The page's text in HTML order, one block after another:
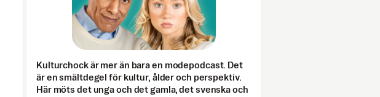
Kulturchock är mer än bara en modepodcast. Det
är en smältdegel för kultur, ålder och perspektiv.
Här möts det unga och det gamla, det svenska och